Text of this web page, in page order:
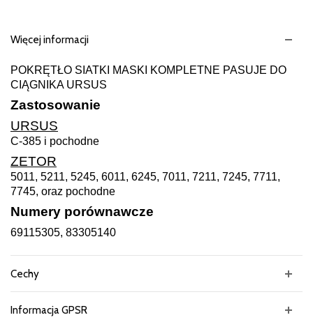
Więcej informacji
POKRĘTŁO SIATKI MASKI KOMPLETNE PASUJE DO
CIĄGNIKA URSUS
Zastosowanie
URSUS
C-385 i pochodne
ZETOR
5011, 5211, 5245, 6011, 6245, 7011, 7211, 7245, 7711,
7745, oraz pochodne
Numery porównawcze
69115305, 83305140
Cechy
Informacja GPSR